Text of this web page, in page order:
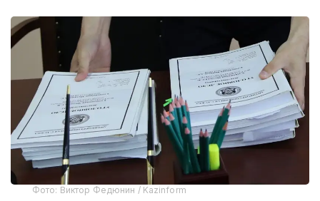
Фото: Виктор Федюнин / Kazinform